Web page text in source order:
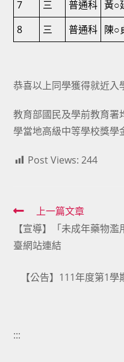
7
三 普通科 黃○
8
三 普通科 陳○
恭喜以上同學獲得就近入
教育部國民及學前教育
學當地高級中等學校獎學
Post Views: 244
Read
more
articles
上一篇文章
【宣導】「未成年藥物
臺網站連結
【公告】111年度第1
:::